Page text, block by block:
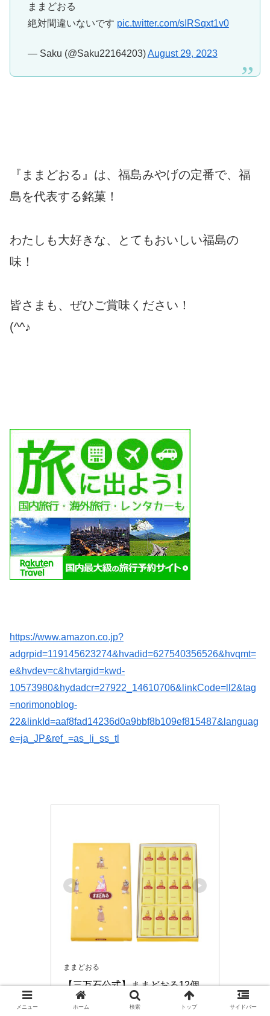
ままどおる
絶対間違いないです pic.twitter.com/sIRSqxt1v0
— Saku (@Saku22164203)August 29, 2023
『ままどおる』は、福島みやげの定番で、福
島を代表する銘菓！
わたしも大好きな、とてもおいしい福島の
味！
皆さまも、ぜひご賞味ください！
(^^♪
https://www.amazon.co.jp?
adgrpid=119145623274&hvadid=627540356526&hvqmt=
e&hvdev=c&hvtargid=kwd-
10573980&hydadcr=27922_14610706&linkCode=ll2&tag
=norimonoblog-
22&linkId=aaf8fad14236d0a9bbf8b109ef815487&languag
e=ja_JP&ref_=as_li_ss_tl
ままどおる
【三万石公式】ままどおる12個
メニュー ホーム 検索 トップ サイドバー